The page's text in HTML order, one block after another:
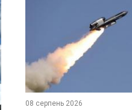
08 серпень 2026